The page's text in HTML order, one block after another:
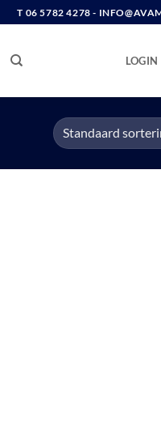
T 06 5782 4278 -
LOGIN